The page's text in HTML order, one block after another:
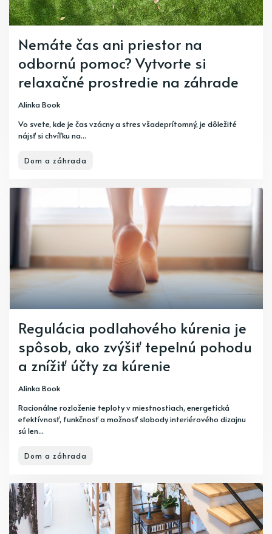
Nemáte čas ani priestor na
odbornú pomoc? Vytvorte si
relaxačné prostredie na záhrade
Alinka Book
Vo svete, kde je čas vzácny a stres všadeprítomný, je dôležité
nájsť si chvíľku na...
Dom a záhrada
Regulácia podlahového kúrenia je
spôsob, ako zvýšiť tepelnú pohodu
a znížiť účty za kúrenie
Alinka Book
Racionálne rozloženie teploty v miestnostiach, energetická
efektívnosť, funkčnosť a možnosť slobody interiérového dizajnu
sú len...
Dom a záhrada